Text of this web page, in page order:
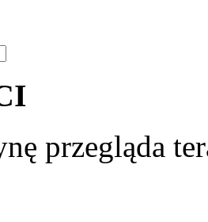
przegląda